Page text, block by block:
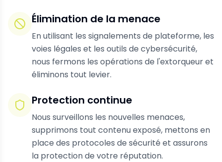
Élimination de la menace
En utilisant les signalements de plateforme, les
voies légales et les outils de cybersécurité,
nous fermons les opérations de l'extorqueur et
éliminons tout levier.
Protection continue
Nous surveillons les nouvelles menaces,
supprimons tout contenu exposé, mettons en
place des protocoles de sécurité et assurons
la protection de votre réputation.